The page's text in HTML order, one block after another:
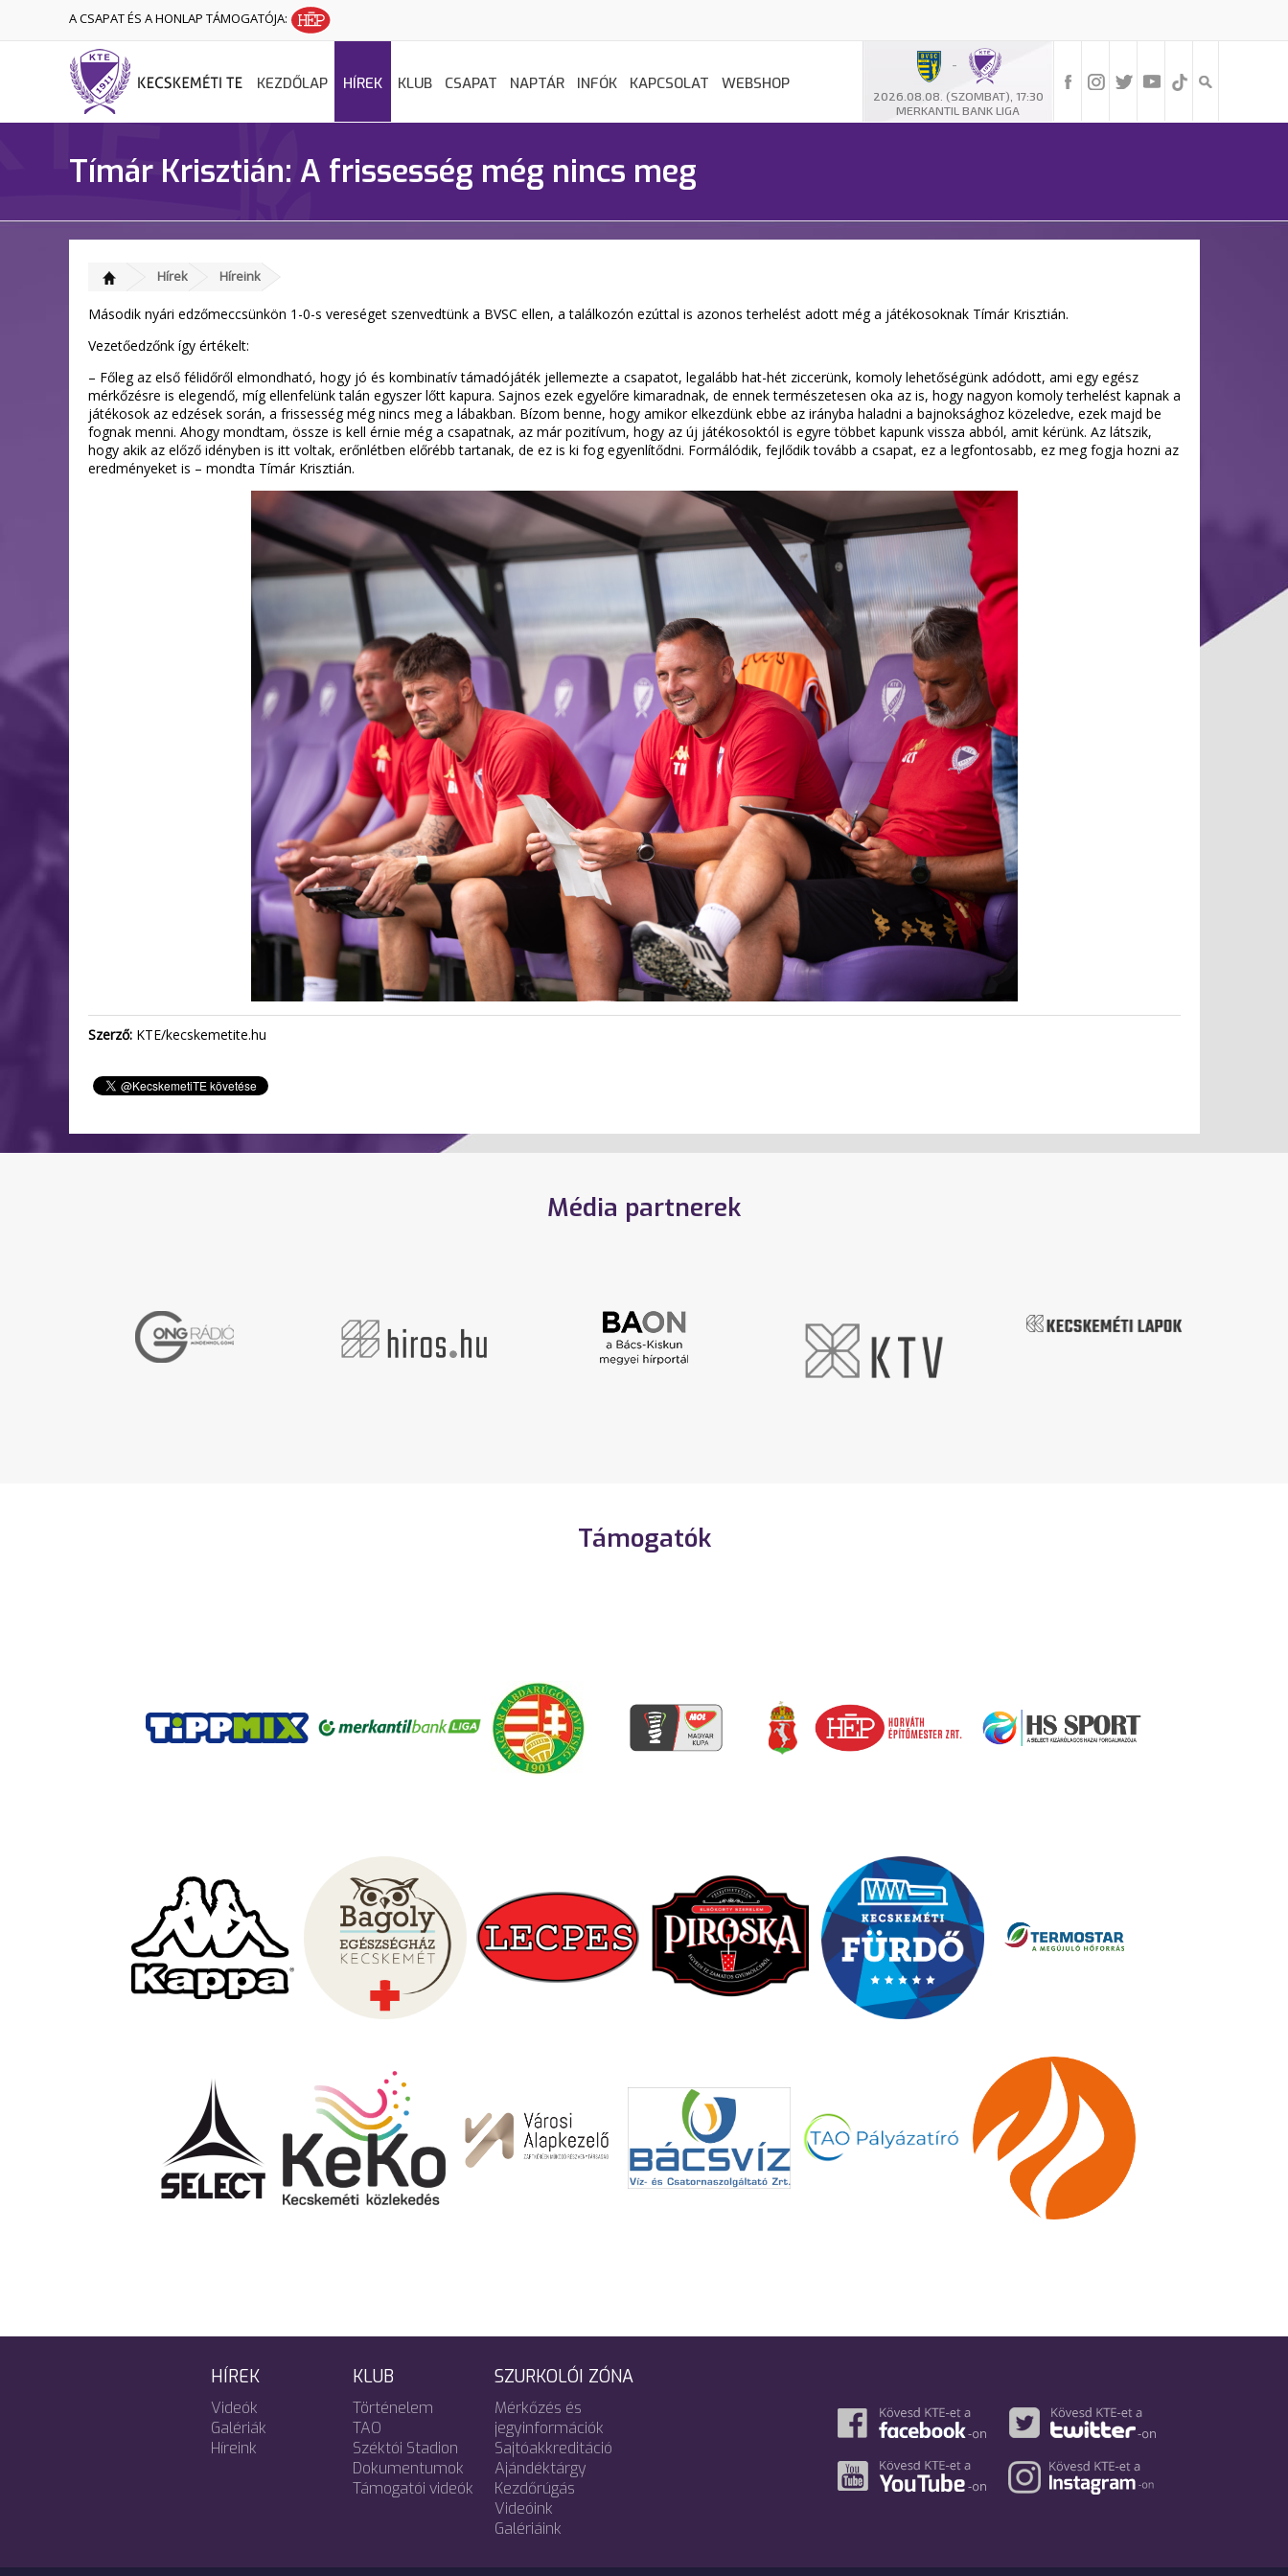
A CSAPAT ÉS A HONLAP TÁMOGATÓJA:
-
2026.08.08. (SZOMBAT), 17:30
MERKANTIL BANK LIGA
KEZDŐLAP HÍREK KLUB CSAPAT NAPTÁR INFÓK KAPCSOLAT WEBSHOP
Tímár Krisztián: A frissesség még nincs meg
Hírek Híreink
Második nyári edzőmeccsünkön 1-0-s vereséget szenvedtünk a BVSC ellen, a találkozón ezúttal is azonos terhelést adott még a játékosoknak Tímár Krisztián.
Vezetőedzőnk így értékelt:
– Főleg az első félidőről elmondható, hogy jó és kombinatív támadójáték jellemezte a csapatot, legalább hat-hét ziccerünk, komoly lehetőségünk adódott, ami egy egész
mérkőzésre is elegendő, míg ellenfelünk talán egyszer lőtt kapura. Sajnos ezek egyelőre kimaradnak, de ennek természetesen oka az is, hogy nagyon komoly terhelést kapnak a
játékosok az edzések során, a frissesség még nincs meg a lábakban. Bízom benne, hogy amikor elkezdünk ebbe az irányba haladni a bajnoksághoz közeledve, ezek majd be
fognak menni. Ahogy mondtam, össze is kell érnie még a csapatnak, az már pozitívum, hogy az új játékosoktól is egyre többet kapunk vissza abból, amit kérünk. Az látszik,
hogy akik az előző idényben is itt voltak, erőnlétben előrébb tartanak, de ez is ki fog egyenlítődni. Formálódik, fejlődik tovább a csapat, ez a legfontosabb, ez meg fogja hozni az
eredményeket is – mondta Tímár Krisztián.
Szerző: KTE/kecskemetite.hu
Média partnerek
Támogatók
HÍREK
Videók
Galériák
Híreink
KLUB
Történelem
TAO
Széktói Stadion
Dokumentumok
Támogatói videók
SZURKOLÓI ZÓNA
Mérkőzés és
jegyinformációk
Sajtóakkreditáció
Ajándéktárgy
Kezdőrúgás
Videóink
Galériáink